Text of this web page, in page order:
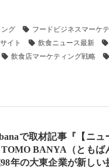
グ フードビジネスマーケ
イト 飲食ニュース最新
飲食店マーケティング戦略
で取材記事『【ニュ
TOMO BANYA（ともば
年の大東企業が新しい